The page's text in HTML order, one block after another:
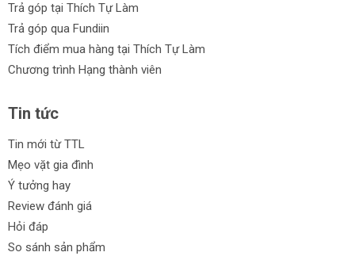
Trả góp tại Thích Tự Làm
Trả góp qua Fundiin
Tích điểm mua hàng tại Thích Tự Làm
Chương trình Hạng thành viên
Tin tức
Tin mới từ TTL
Mẹo vặt gia đình
Ý tưởng hay
Review đánh giá
Hỏi đáp
So sánh sản phẩm